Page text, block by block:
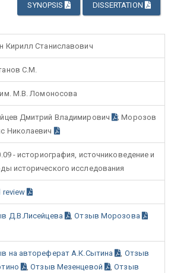
SYNOPSIS DISSERTATION
Кирилл Станиславович
С.М.
М.В. Ломоносова
Дмитрий Владимирович
; Морозов
Николаевич
- историография, источниковедение и
исторического исследования
review
Д.В.Лисейцева ,Отзыв Морозова
на автореферат А.К.Сытина , Отзыв
,Отзыв Мезенцевой ,Отзыв